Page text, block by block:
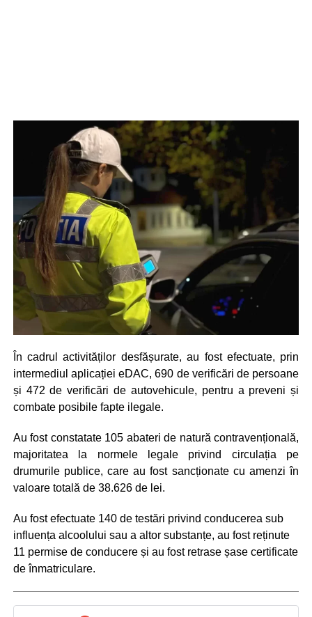
În cadrul activităților desfășurate, au fost efectuate, prin
intermediul aplicației eDAC, 690 de verificări de persoane
și 472 de verificări de autovehicule, pentru a preveni și
combate posibile fapte ilegale.
Au fost constatate 105 abateri de natură contravențională,
majoritatea la normele legale privind circulația pe
drumurile publice, care au fost sancționate cu amenzi în
valoare totală de 38.626 de lei.
Au fost efectuate 140 de testări privind conducerea sub
influența alcoolului sau a altor substanțe, au fost reținute
11 permise de conducere și au fost retrase șase certificate
de înmatriculare.